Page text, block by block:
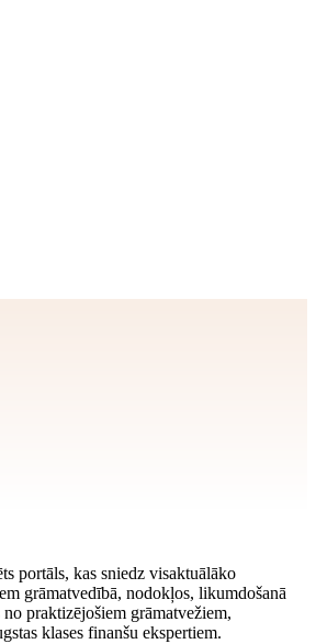
portāls, kas sniedz visaktuālāko
grāmatvedībā, nodokļos, likumdošanā
praktizējošiem grāmatvežiem,
klases finanšu ekspertiem.